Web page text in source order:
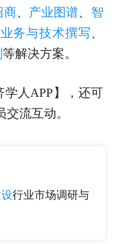
商、 产业图谱、 智
务与技术撰写、
等解决方案。
人APP】，还可
流互动。
行业市场调研与